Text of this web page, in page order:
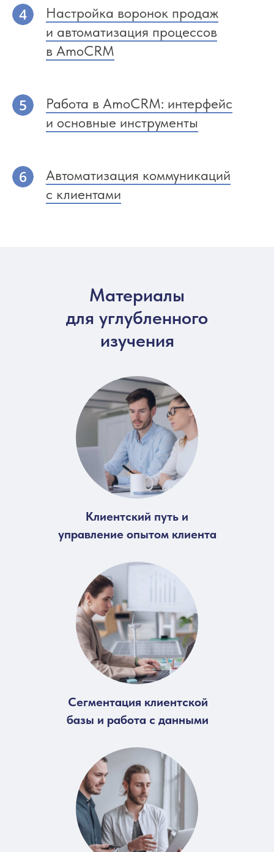
Настройка воронок продаж
и автоматизация процессов
в AmoCRM
Работа в AmoCRM: интерфейс
и основные инструменты
Автоматизация коммуникаций
с клиентами
Материалы
для углубленного
изучения
Клиентский путь и
управление опытом клиента
Сегментация клиентской
базы и работа с данными